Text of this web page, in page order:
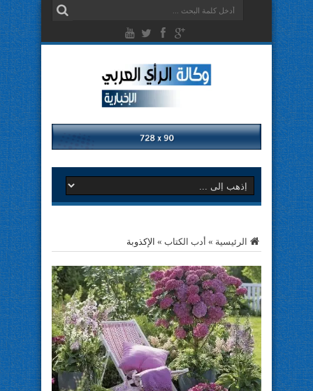
الرئيسية » أدب الكتاب » الإكذوبة